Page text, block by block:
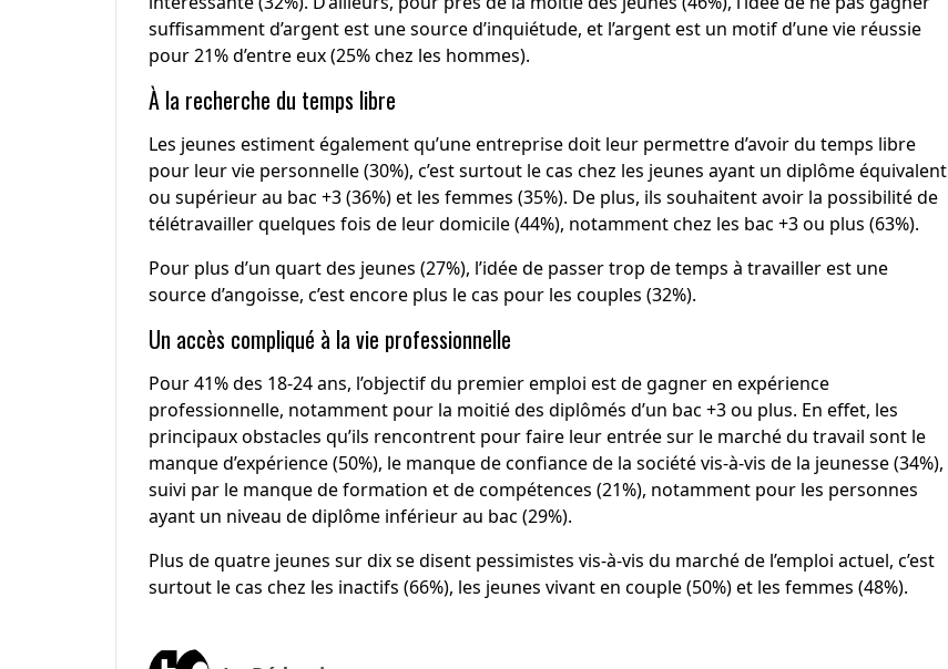
suffisamment d’argent est une source d’inquiétude, et l’argent est un motif d’une vie réussie
pour 21% d’entre eux (25% chez les hommes).
À la recherche du temps libre
Les jeunes estiment également qu’une entreprise doit leur permettre d’avoir du temps libre
pour leur vie personnelle (30%), c’est surtout le cas chez les jeunes ayant un diplôme équivalent
ou supérieur au bac +3 (36%) et les femmes (35%). De plus, ils souhaitent avoir la possibilité de
télétravailler quelques fois de leur domicile (44%), notamment chez les bac +3 ou plus (63%).
Pour plus d’un quart des jeunes (27%), l’idée de passer trop de temps à travailler est une
source d’angoisse, c’est encore plus le cas pour les couples (32%).
Un accès compliqué à la vie professionnelle
Pour 41% des 18-24 ans, l’objectif du premier emploi est de gagner en expérience
professionnelle, notamment pour la moitié des diplômés d’un bac +3 ou plus. En effet, les
principaux obstacles qu’ils rencontrent pour faire leur entrée sur le marché du travail sont le
manque d’expérience (50%), le manque de confiance de la société vis-à-vis de la jeunesse (34%),
suivi par le manque de formation et de compétences (21%), notamment pour les personnes
ayant un niveau de diplôme inférieur au bac (29%).
Plus de quatre jeunes sur dix se disent pessimistes vis-à-vis du marché de l’emploi actuel, c’est
surtout le cas chez les inactifs (66%), les jeunes vivant en couple (50%) et les femmes (48%).